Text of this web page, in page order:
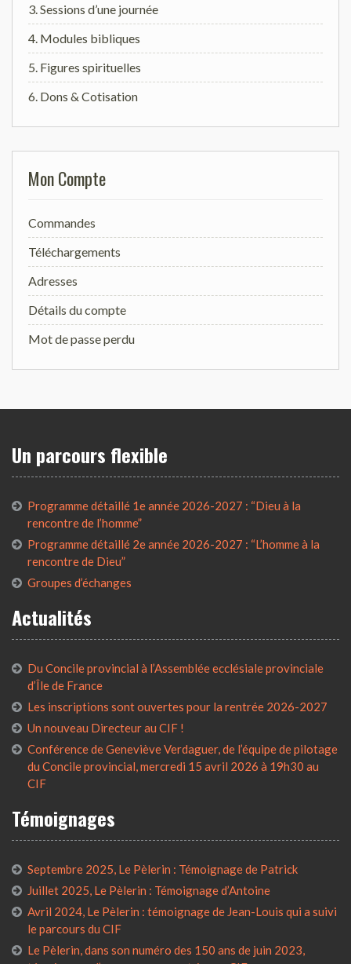
3. Sessions d’une journée
4. Modules bibliques
5. Figures spirituelles
6. Dons & Cotisation
Mon Compte
Commandes
Téléchargements
Adresses
Détails du compte
Mot de passe perdu
Un parcours flexible
Programme détaillé 1e année 2026-2027 : “Dieu à la
rencontre de l’homme”
Programme détaillé 2e année 2026-2027 : “L’homme à la
rencontre de Dieu”
Groupes d’échanges
Actualités
Du Concile provincial à l’Assemblée ecclésiale provinciale
d’Île de France
Les inscriptions sont ouvertes pour la rentrée 2026-2027
Un nouveau Directeur au CIF !
Conférence de Geneviève Verdaguer, de l’équipe de pilotage
du Concile provincial, mercredi 15 avril 2026 à 19h30 au
CIF
Témoignages
Septembre 2025, Le Pèlerin : Témoignage de Patrick
Juillet 2025, Le Pèlerin : Témoignage d’Antoine
Avril 2024, Le Pèlerin : témoignage de Jean-Louis qui a suivi
le parcours du CIF
Le Pèlerin, dans son numéro des 150 ans de juin 2023,